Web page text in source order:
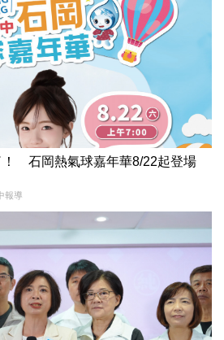
！ 石岡熱氣球嘉年華8/22起登場
報導